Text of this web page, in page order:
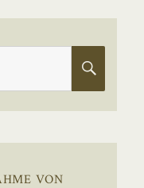
VON